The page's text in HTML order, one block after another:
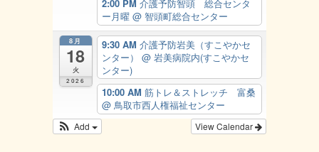
2:00 PM 介護予防智頭 総合センタ
ー月曜 @ 智頭町総合センター
8月
18
火
2026
9:30 AM 介護予防岩美（すこやかセ
ンター） @ 岩美病院内(すこやかセ
ンター)
10:00 AM 筋トレ＆ストレッチ 富桑
@ 鳥取市西人権福祉センター
View Calendar
Add